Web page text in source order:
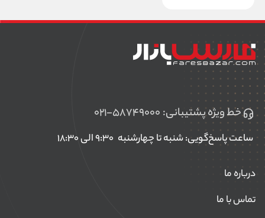
خط ویژه پشتیبانی: ۰۲۱-۵۸۷۴۹۰۰۰
ساعت پاسخ‌گویی: شنبه تا چهارشنبه
درباره ما
تماس با ما